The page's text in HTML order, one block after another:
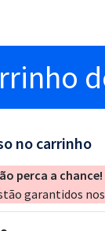
no carrinho
perca a chance!
garantidos